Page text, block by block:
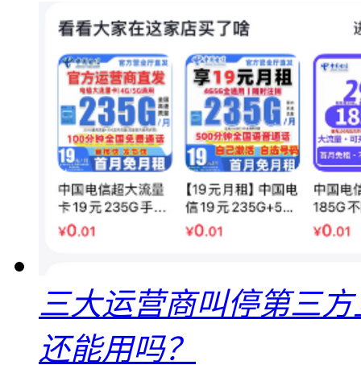
三大运营商叫停第三
还能用吗？